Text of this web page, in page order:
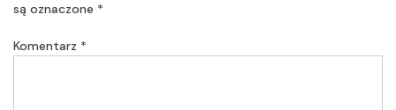
są oznaczone *
Komentarz *